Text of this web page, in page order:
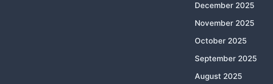
December 2025
November 2025
October 2025
September 2025
August 2025